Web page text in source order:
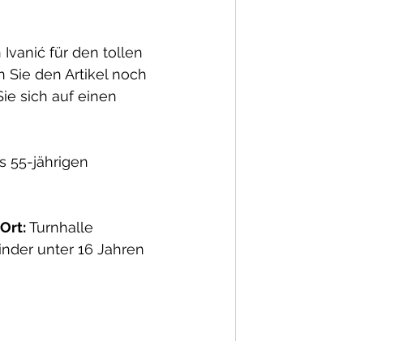
Ivanić für den tollen
Sie den Artikel noch
sich auf einen
55-jährigen
Ort: Turnhalle
unter 16 Jahren